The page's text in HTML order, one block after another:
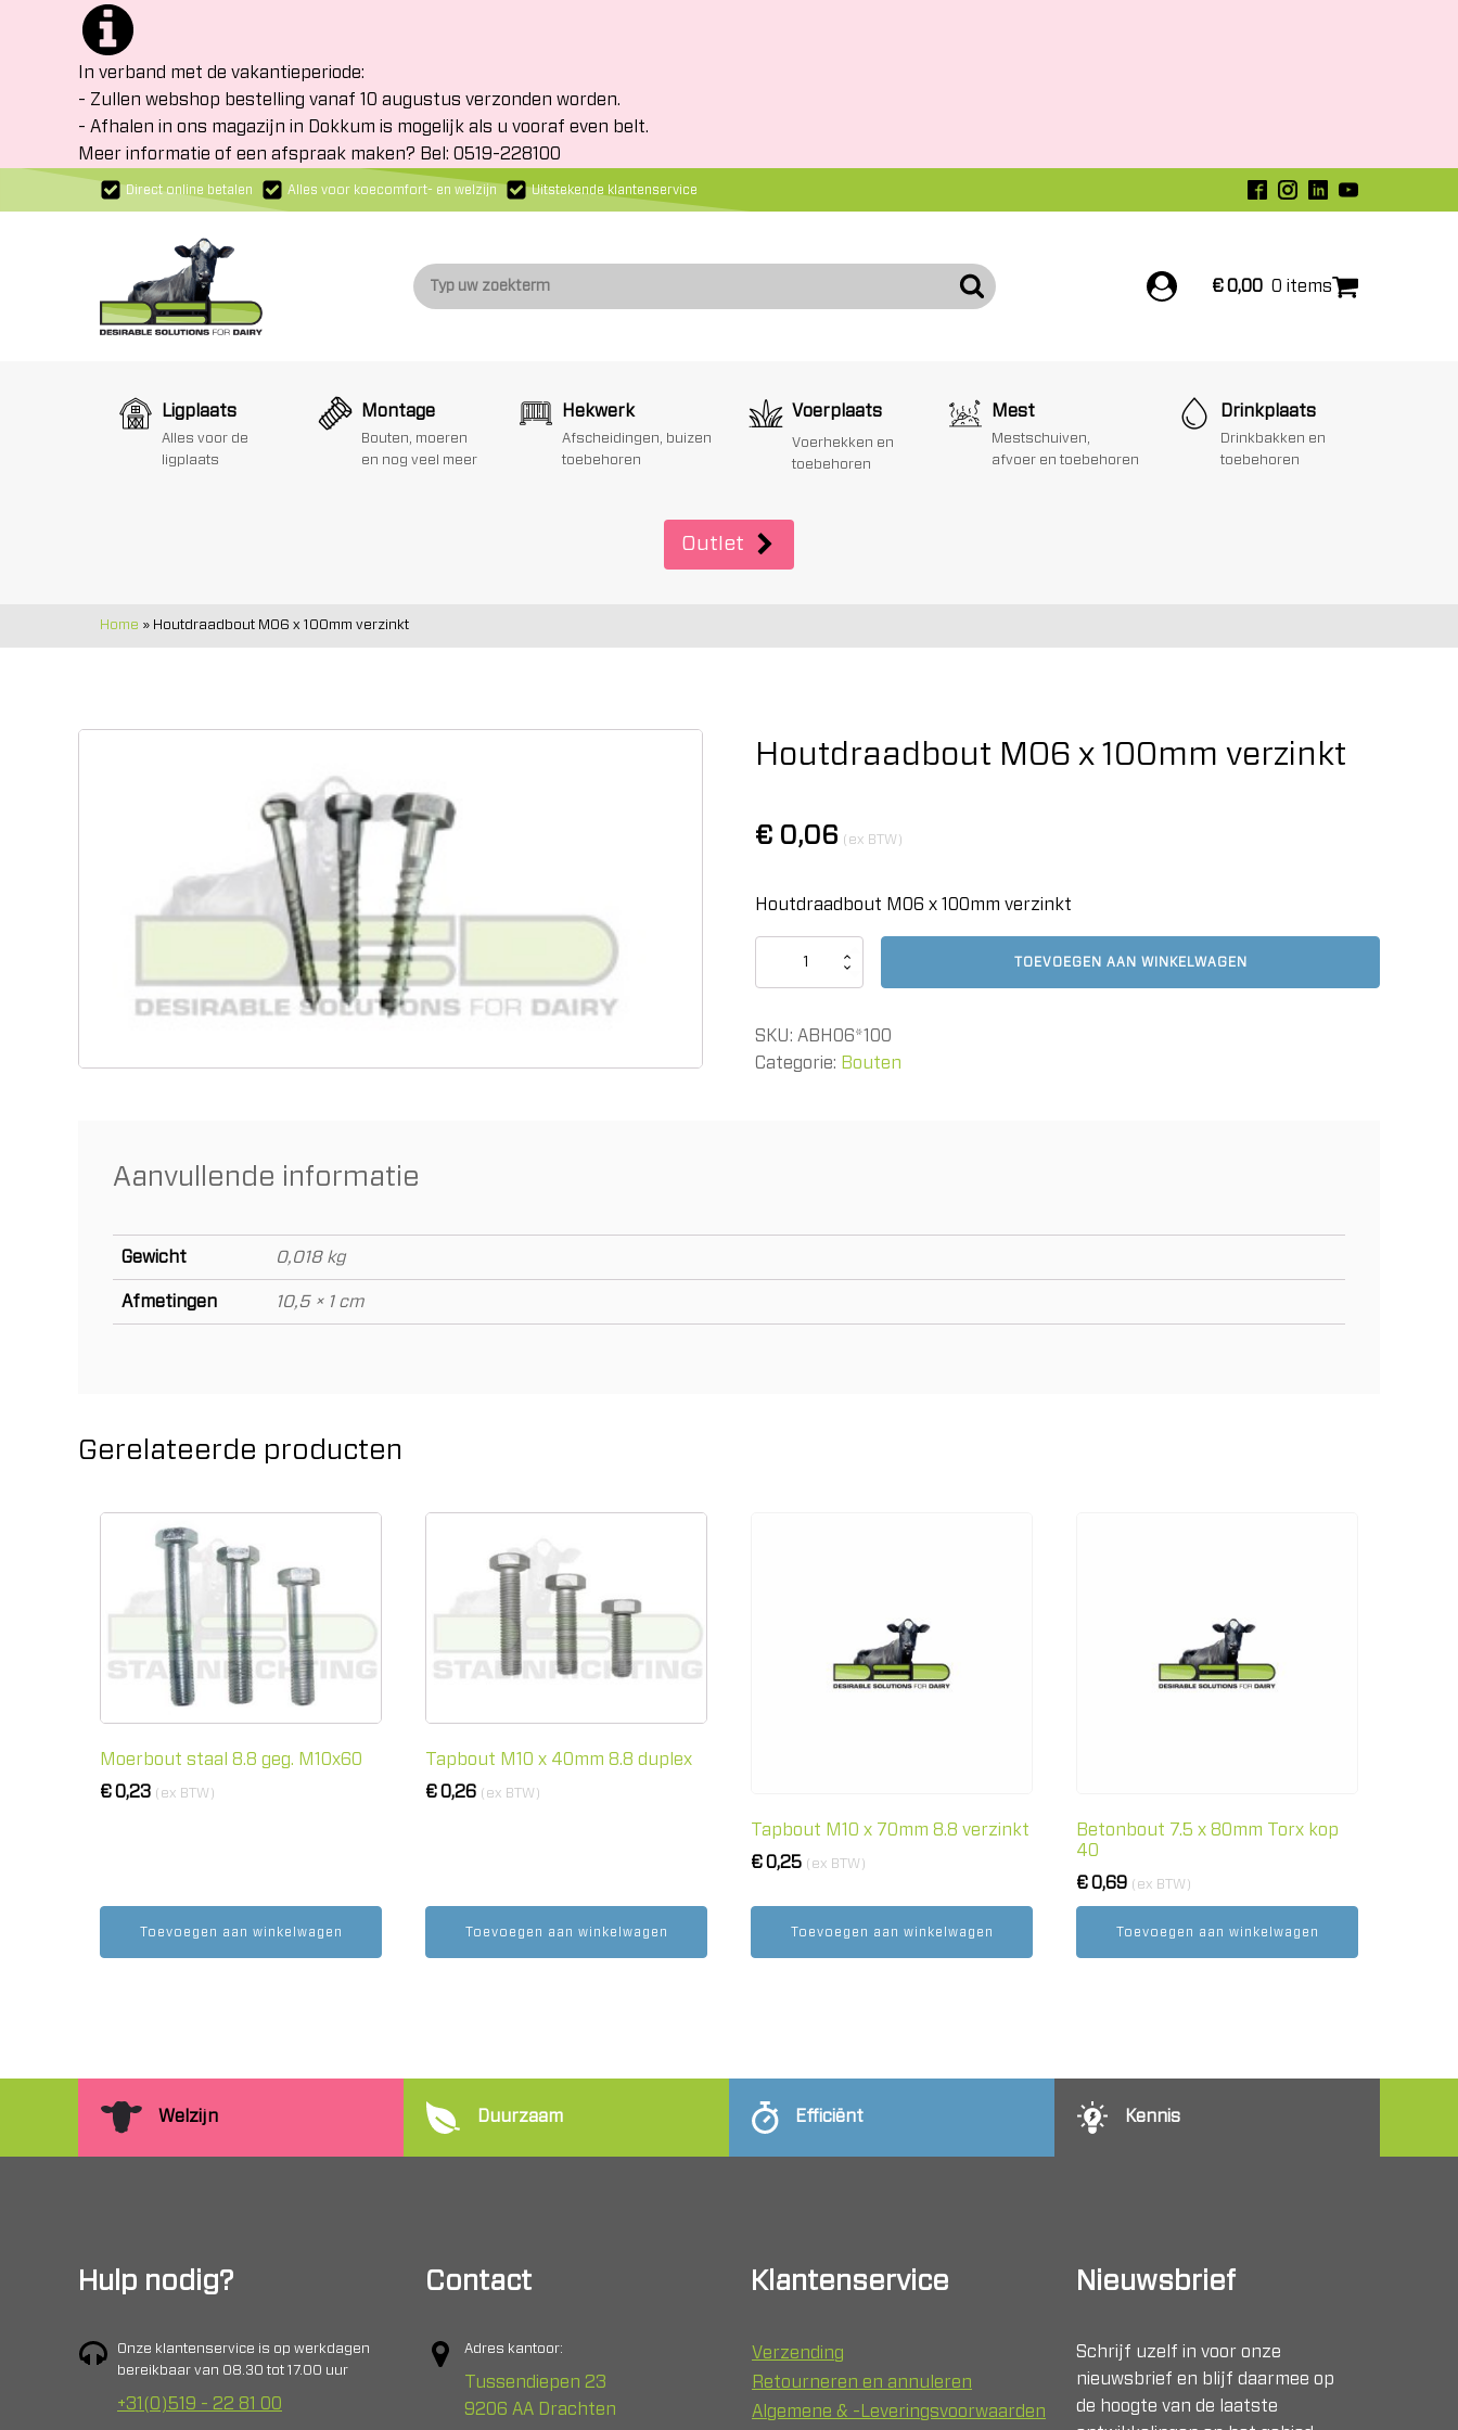
In verband met de vakantieperiode:
- Zullen webshop bestelling vanaf 10 augustus verzonden worden.
- Afhalen in ons magazijn in Dokkum is mogelijk als u vooraf even belt.
Meer informatie of een afspraak maken? Bel: 0519-228100
Direct online betalen Alles voor koecomfort- en welzijn Uitstekende klantenservice
€0,00 0 items
Ligplaats
Alles voor de
ligplaats
Montage
Bouten, moeren
en nog veel meer
Hekwerk
Afscheidingen, buizen
toebehoren
Voerplaats
Voerhekken en
toebehoren
Mest
Mestschuiven,
afvoer en toebehoren
Drinkplaats
Drinkbakken en
toebehoren
Outlet
Home » Houtdraadbout M06 x 100mm verzinkt
Houtdraadbout M06 x 100mm verzinkt
€ 0,06 (ex BTW)
Houtdraadbout M06 x 100mm verzinkt
Houtdraadbout
verzinkt
aantal
TOEVOEGEN AAN WINKELWAGEN
SKU: ABH06*100
Categorie: Bouten
Aanvullende informatie
Gewicht 0,018 kg
Afmetingen 10,5 × 1 cm
Gerelateerde producten
Moerbout staal 8.8 geg. M10x60
€0,23 (ex BTW)
Toevoegen aan winkelwagen
Tapbout M10 x 40mm 8.8 duplex
€0,26 (ex BTW)
Toevoegen aan winkelwagen
Tapbout M10 x 70mm 8.8 verzinkt
€0,25 (ex BTW)
Toevoegen aan winkelwagen
Betonbout 7.5 x 80mm Torx kop
40
€0,69 (ex BTW)
Toevoegen aan winkelwagen
Welzijn Duurzaam Efficiënt Kennis
Hulp nodig?
Onze klantenservice is op werkdagen
bereikbaar van 08.30 tot 17.00 uur
+31(0)519 - 22 81 00
Contact
Adres kantoor:
Tussendiepen 23
9206 AA Drachten
Klantenservice
Verzending
Retourneren en annuleren
Algemene & -Leveringsvoorwaarden
Nieuwsbrief
Schrijf uzelf in voor onze
nieuwsbrief en blijf daarmee op
de hoogte van de laatste